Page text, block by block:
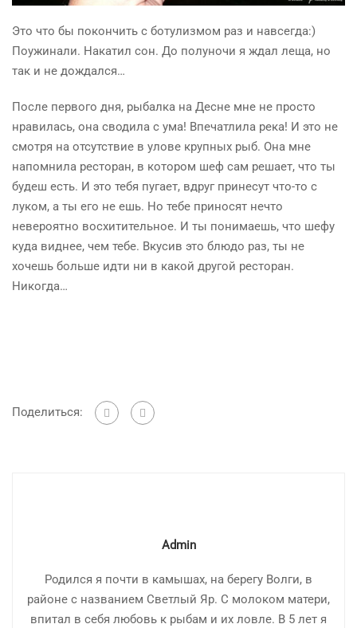
Это что бы покончить с ботулизмом раз и навсегда:)
Поужинали. Накатил сон. До полуночи я ждал леща, но
так и не дождался…
После первого дня, рыбалка на Десне мне не просто
нравилась, она сводила с ума! Впечатлила река! И это не
смотря на отсутствие в улове крупных рыб. Она мне
напомнила ресторан, в котором шеф сам решает, что ты
будеш есть. И это тебя пугает, вдруг принесут что-то с
луком, а ты его не ешь. Но тебе приносят нечто
невероятно восхитительное. И ты понимаешь, что шефу
куда виднее, чем тебе. Вкусив это блюдо раз, ты не
хочешь больше идти ни в какой другой ресторан.
Никогда…
Поделиться:
Admin
Родился я почти в камышах, на берегу Волги, в
районе с названием Светлый Яр. С молоком матери,
впитал в себя любовь к рыбам и их ловле. В 5 лет я